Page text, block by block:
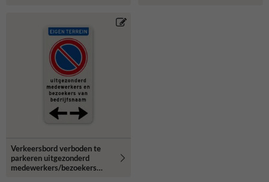
Verkeersbord verboden te
parkeren uitgezonderd
medewerkers/bezoekers